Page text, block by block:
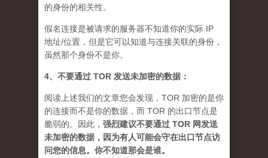
的身份的相关性。
假名连接是被请求的服务器不知道你的实际 IP
地址/位置，但是它可以知道与连接关联的身份，
虽然那个身份不是你。
4、不要通过 TOR 发送未加密的数据：
阅读上述我们的文章您会发现，TOR 加密的是你
的连接而不是你的数据，而 TOR 的出口节点是
脆弱的。因此， 强烈建议不要通过 TOR 网发送
未加密的数据，因为有人可能会守在出口节点访
问您的信息。你不知道那会是谁。